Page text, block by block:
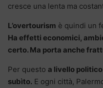
cresce una lenta ma
L’overtourism è quindi un
Ha effetti economici,
certo. Ma porta anche
Per questo a livello politico
subìto. E ogni città,